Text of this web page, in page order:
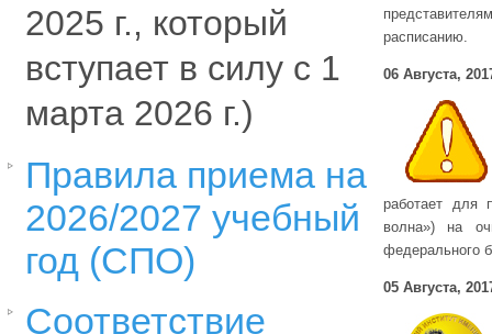
2025 г., который
вступает в силу с 1
марта 2026 г.)
Правила приема на
2026/2027 учебный
год (СПО)
Соответствие
расписанию.
06 Августа,
работает для
волна») на
федерального
05 Августа,